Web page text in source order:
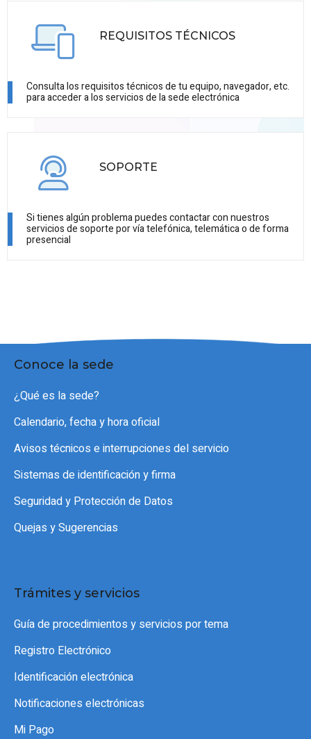
REQUISITOS TÉCNICOS
Consulta los requisitos técnicos de tu equipo, navegador, etc.
para acceder a los servicios de la sede electrónica
SOPORTE
Si tienes algún problema puedes contactar con nuestros
servicios de soporte por vía telefónica, telemática o de forma
presencial
Conoce la sede
¿Qué es la sede?
Calendario, fecha y hora oficial
Avisos técnicos e interrupciones del servicio
Sistemas de identificación y firma
Seguridad y Protección de Datos
Quejas y Sugerencias
Trámites y servicios
Guía de procedimientos y servicios por tema
Registro Electrónico
Identificación electrónica
Notificaciones electrónicas
Mi Pago